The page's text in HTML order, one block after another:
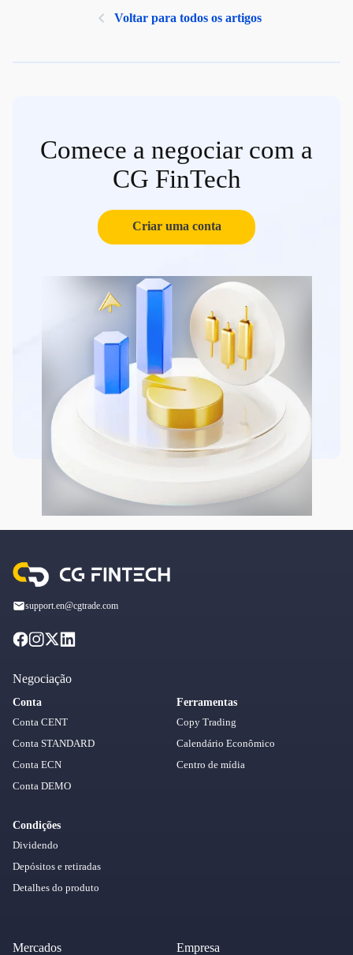
Voltar para todos os artigos
Comece a negociar com a
CG FinTech
Criar uma conta
support.en@cgtrade.com
Negociação
Conta
Conta CENT
Conta STANDARD
Conta ECN
Conta DEMO
Condições
Dividendo
Depósitos e retiradas
Detalhes do produto
Ferramentas
Copy Trading
Calendário Econômico
Centro de mídia
Mercados Empresa